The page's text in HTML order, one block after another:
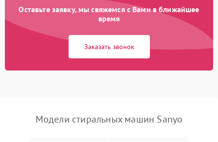
Оставьте заявку, мы свяжемся с Вами в ближайшее
время
Заказать звонок
Модели стиральных машин Sanyo